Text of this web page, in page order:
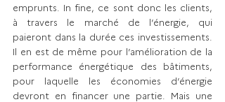
emprunts. In fine, ce sont donc les clients,
à travers le marché de l’énergie, qui
paieront dans la durée ces investissements.
Il en est de même pour l’amélioration de la
performance énergétique des bâtiments,
pour laquelle les économies d’énergie
devront en financer une partie. Mais une